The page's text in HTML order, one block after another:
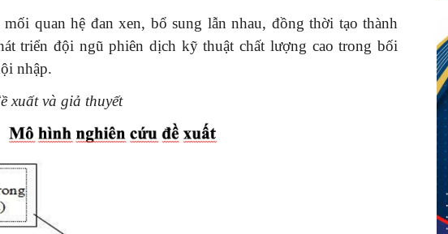
quan hệ đan xen, bổ sung lẫn nhau, đồng thời tạo thành
triển đội ngũ phiên dịch kỹ thuật chất lượng cao trong bối
nhập.
xuất và giả thuyết